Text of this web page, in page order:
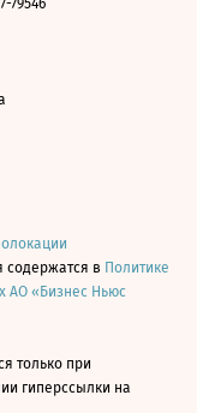
79546
содержатся в Политике
АО «Бизнес Ньюс
только при
гиперссылки на